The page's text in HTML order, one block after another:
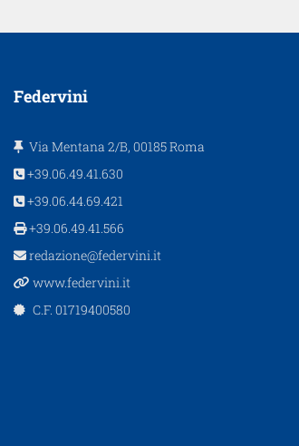
Federvini
Via Mentana 2/B, 00185 Roma
+39.06.49.41.630
+39.06.44.69.421
+39.06.49.41.566
redazione@federvini.it
www.federvini.it
C.F. 01719400580